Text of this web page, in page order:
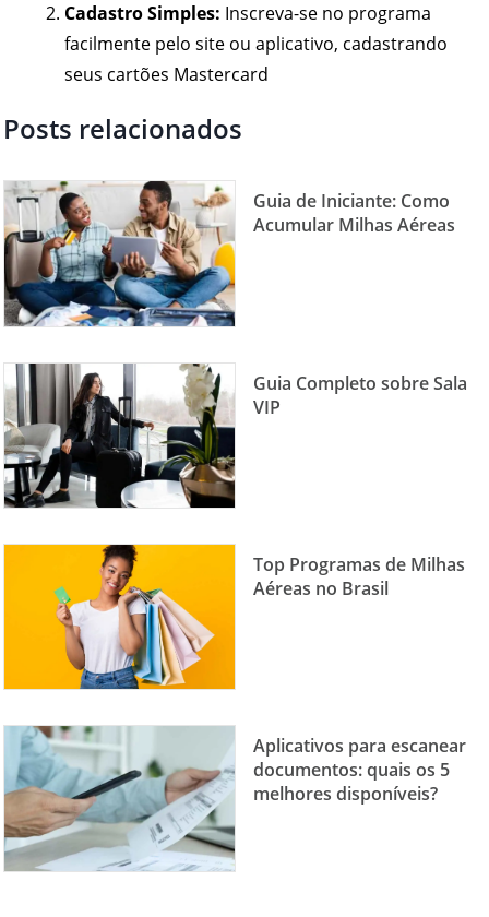
Cadastro Simples: Inscreva-se no programa
facilmente pelo site ou aplicativo, cadastrando
seus cartões Mastercard
Posts relacionados
Guia de Iniciante: Como
Acumular Milhas Aéreas
Guia Completo sobre Sala
VIP
Top Programas de Milhas
Aéreas no Brasil
Aplicativos para escanear
documentos: quais os 5
melhores disponíveis?